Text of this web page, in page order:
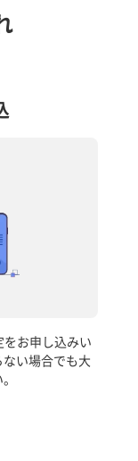
をお申し込みい
い場合でも大